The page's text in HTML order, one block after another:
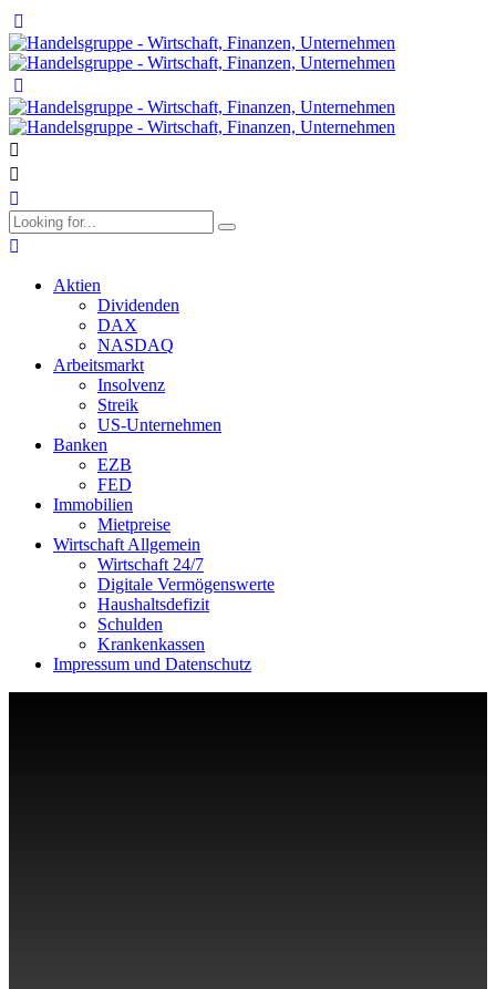
Aktien
Dividenden
DAX
NASDAQ
Arbeitsmarkt
Insolvenz
Streik
US-Unternehmen
Banken
EZB
FED
Immobilien
Mietpreise
Wirtschaft Allgemein
Wirtschaft 24/7
Digitale Vermögenswerte
Haushaltsdefizit
Schulden
Krankenkassen
Impressum und Datenschutz